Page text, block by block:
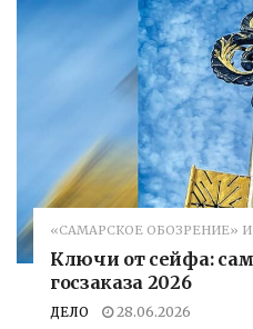
«САМАРСКОЕ ОБОЗРЕНИЕ»
Ключи от сейфа:
госзаказа 2026
ДЕЛО 28.06.2026